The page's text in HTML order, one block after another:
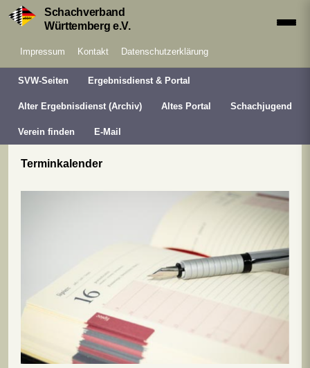
Schachverband
Württemberg e.V.
Impressum Kontakt Datenschutzerklärung
SVW-Seiten Ergebnisdienst & Portal
Alter Ergebnisdienst (Archiv) Altes Portal Schachjugend
Verein finden E-Mail
Terminkalender